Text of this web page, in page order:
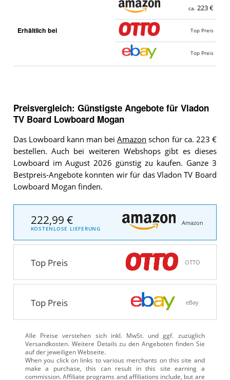
Erhältlich bei
ca. 223 €
Top Preis
Top Preis
Preisvergleich: Günstigste Angebote für Vladon
TV Board Lowboard Mogan
Das Lowboard kann man beiAmazon schon für ca. 223 €
bestellen. Auch bei weiteren Webshops gibt es dieses
Lowboard im August 2026 günstig zu kaufen. Ganze 3
Bestpreis-Angebote konnten wir für das Vladon TV Board
Lowboard Mogan finden.
222,99 €
KOSTENLOSE LIEFERUNG
Amazon
Top Preis OTTO
Top Preis eBay
Alle Preise verstehen sich inkl. MwSt. und ggf. zuzüglich
Versandkosten. Weitere Details zu den Angeboten finden Sie
auf der jeweiligen Webseite.